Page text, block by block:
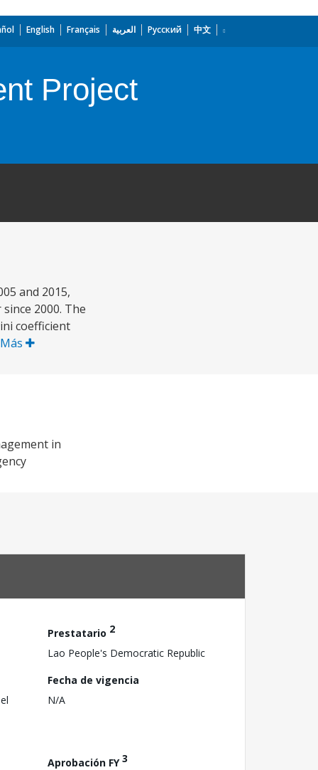
English Français العربية Русский 中文
Project
and 2015,
2000. The
coefficient
in
Prestatario 2
Lao People's Democratic Republic
Fecha de vigencia
N/A
Aprobación FY3